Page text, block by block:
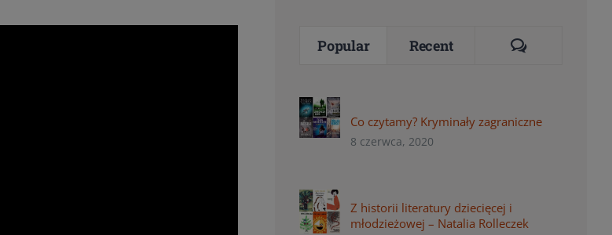
Popular Recent Comments
Co czytamy? Kryminały zagraniczne
8 czerwca, 2020
Z historii literatury dziecięcej i
młodzieżowej – Natalia Rolleczek